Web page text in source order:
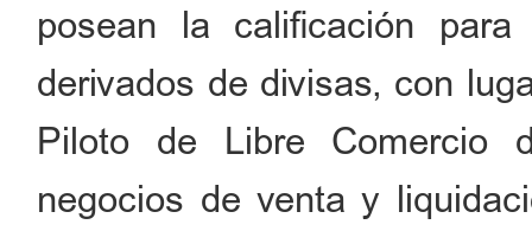
posean la calificación
derivados de divisas, con
Piloto de Libre Comercio
negocios de venta y